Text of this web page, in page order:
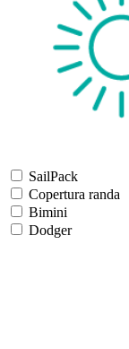
SailPack
Copertura randa
Bimini
Dodger